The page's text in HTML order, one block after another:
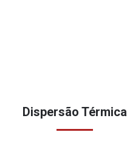
Dispersão Térmica